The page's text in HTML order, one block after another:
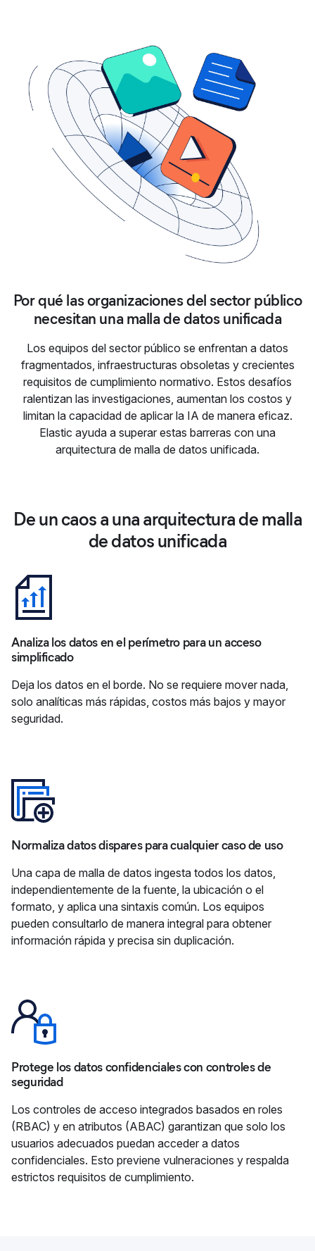
Por qué las organizaciones del sector público
necesitan una malla de datos unificada
Los equipos del sector público se enfrentan a datos
fragmentados, infraestructuras obsoletas y crecientes
requisitos de cumplimiento normativo. Estos desafíos
ralentizan las investigaciones, aumentan los costos y
limitan la capacidad de aplicar la IA de manera eficaz.
Elastic ayuda a superar estas barreras con una
arquitectura de malla de datos unificada.
De un caos a una arquitectura de malla
de datos unificada
Analiza los datos en el perímetro para un acceso
simplificado
Deja los datos en el borde. No se requiere mover nada,
solo analíticas más rápidas, costos más bajos y mayor
seguridad.
Normaliza datos dispares para cualquier caso de uso
Una capa de malla de datos ingesta todos los datos,
independientemente de la fuente, la ubicación o el
formato, y aplica una sintaxis común. Los equipos
pueden consultarlo de manera integral para obtener
información rápida y precisa sin duplicación.
Protege los datos confidenciales con controles de
seguridad
Los controles de acceso integrados basados en roles
(RBAC) y en atributos (ABAC) garantizan que solo los
usuarios adecuados puedan acceder a datos
confidenciales. Esto previene vulneraciones y respalda
estrictos requisitos de cumplimiento.